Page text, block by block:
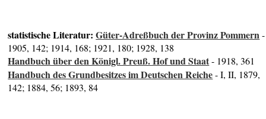
statistische Literatur:Güter-Adreßbuch der Provinz Pommern-
1905, 142; 1914, 168; 1921, 180; 1928, 138
Handbuch über den Königl. Preuß. Hof und Staat- 1918, 361
Handbuch des Grundbesitzes im Deutschen Reiche- I, II, 1879,
142; 1884, 56; 1893, 84